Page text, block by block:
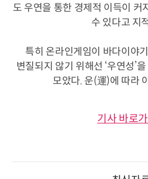
도 우연을 통한 경제적 이득이 커
수 있다고 지
특히 온라인게임이 바다이야
변질되지 않기 위해선 ‘우연성’
모았다. 운(運)에 따라
기사 바로